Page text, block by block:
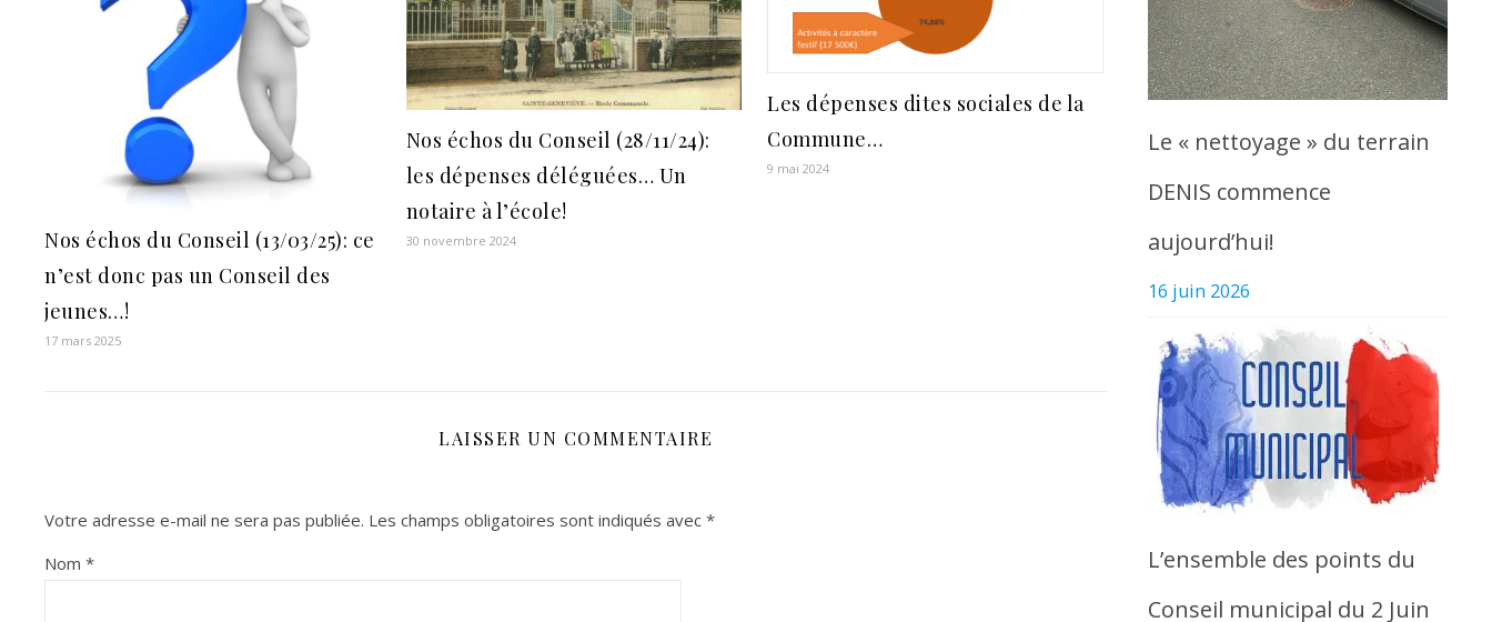
Nos échos du Conseil (13/03/25): ce
n’est donc pas un Conseil des
jeunes…!
17 mars 2025
Nos échos du Conseil (28/11/24):
les dépenses déléguées… Un
notaire à l’école!
30 novembre 2024
Les dépenses dites sociales de la
Commune…
9 mai 2024
LAISSER UN COMMENTAIRE
Votre adresse e-mail ne sera pas publiée. Les champs obligatoires sont indiqués avec *
Nom *
Le « nettoyage » du terrain
DENIS commence
aujourd’hui!
16 juin 2026
L’ensemble des points du
Conseil municipal du 2 Juin